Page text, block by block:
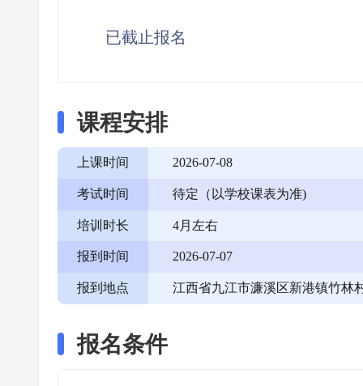
已截止报名
课程安排
上课时间 2026-07-08
考试时间 待定（以学校课表为准)
培训时长 4月左右
报到时间 2026-07-07
报到地点 江西省九江市濂溪区新港镇竹林
报名条件